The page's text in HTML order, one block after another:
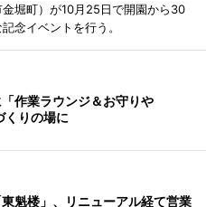
堀町）が10月25日で開園から30
念イベントを行う。
作業ラウンジ＆お守りや
りの場に
魁楼」、リニューアル経て営業